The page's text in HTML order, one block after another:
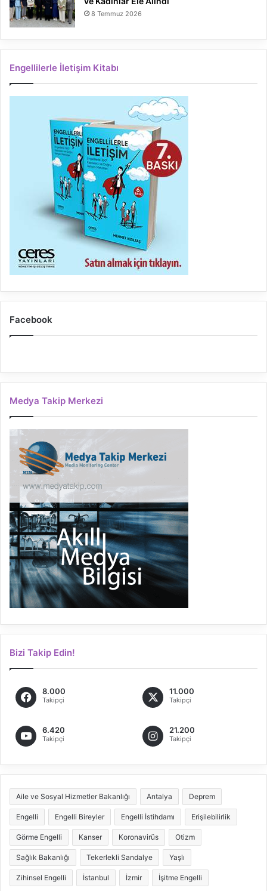
8 Temmuz 2026
Engellilerle İletişim Kitabı
Facebook
Medya Takip Merkezi
Bizi Takip Edin!
8.000
Takipçi
11.000
Takipçi
6.420
Takipçi
21.200
Takipçi
Aile ve Sosyal Hizmetler Bakanlığı Antalya Deprem
Engelli Engelli Bireyler Engelli İstihdamı Erişilebilirlik
Görme Engelli Kanser Koronavirüs Otizm
Sağlık Bakanlığı Tekerlekli Sandalye Yaşlı
Zihinsel Engelli İstanbul İzmir İşitme Engelli